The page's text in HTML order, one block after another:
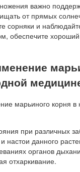
важно
от прямых
сорняки и
обеспечите хороший
при различных
настои данного
органов
отхаркивание.